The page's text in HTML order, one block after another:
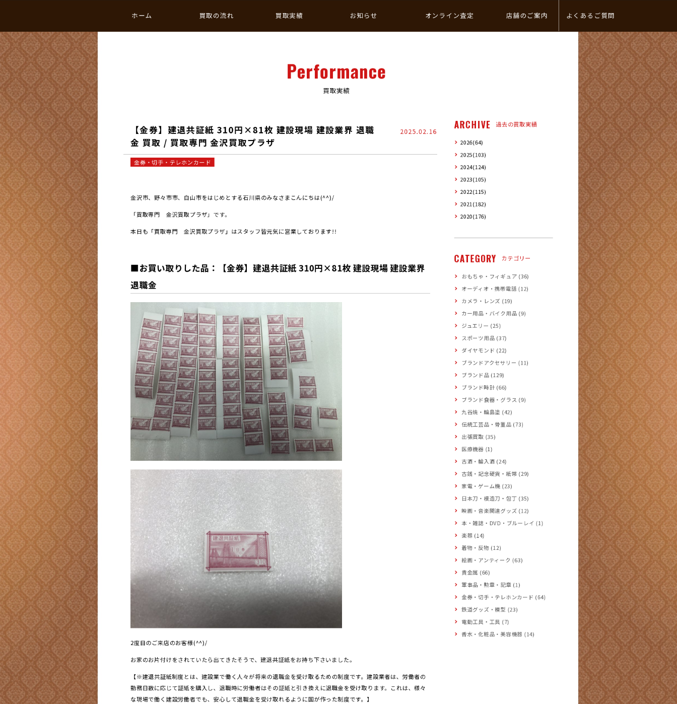
ホーム 買取の流れ 買取実績 お知らせ オンライン査定 店舗のご案内 よくあるご質問
Performance
買取実績
【金券】建退共証紙 310円×81枚 建設現場 建設業界 退職
金 買取 / 買取専門 金沢買取プラザ
2025.02.16
金券・切手・テレホンカード
金沢市、野々市市、白山市をはじめとする石川県のみなさまこんにちは(^^)/
「買取専門 金沢買取プラザ」です。
本日も「買取専門 金沢買取プラザ」はスタッフ皆元気に営業しております!!
■お買い取りした品：【金券】建退共証紙 310円×81枚 建設現場 建設業界
退職金
2度目のご来店のお客様(^^)/
お家のお片付けをされていたら出てきたそうで、建退共証紙をお持ち下さいました。
【※建退共証紙制度とは、建設業で働く人々が将来の退職金を受け取るための制度です。建設業者は、労働者の
勤務日数に応じて証紙を購入し、退職時に労働者はその証紙と引き換えに退職金を受け取ります。これは、様々
な現場で働く建設労働者でも、安心して退職金を受け取れるように国が作った制度です。】
ARCHIVE 過去の買取実績
2026(64)
2025(103)
2024(124)
2023(105)
2022(115)
2021(182)
2020(176)
CATEGORY カテゴリー
おもちゃ・フィギュア (36)
オーディオ・携帯電話 (12)
カメラ・レンズ (19)
カー用品・バイク用品 (9)
ジュエリー (25)
スポーツ用品 (37)
ダイヤモンド (22)
ブランドアクセサリー (11)
ブランド品 (129)
ブランド時計 (66)
ブランド食器・グラス (9)
九谷焼・輪島塗 (42)
伝統工芸品・骨董品 (73)
出張買取 (35)
医療機器 (1)
古酒・輸入酒 (24)
古銭・記念硬貨・紙幣 (29)
家電・ゲーム機 (23)
日本刀・模造刀・包丁 (35)
映画・音楽関連グッズ (12)
本・雑誌・DVD・ブルーレイ (1)
楽器 (14)
着物・反物 (12)
絵画・アンティーク (63)
貴金属 (66)
軍事品・勲章・記章 (1)
金券・切手・テレホンカード (64)
鉄道グッズ・模型 (23)
電動工具・工具 (7)
香水・化粧品・美容機器 (14)